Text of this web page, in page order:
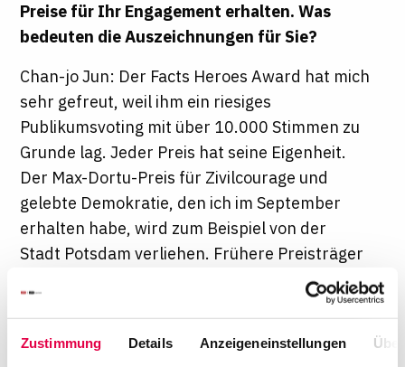
Zustimmung Details Anzeigeneinstellungen
Preise für Ihr Engagement erhalten. Was
bedeuten die Auszeichnungen für Sie?
Chan-jo Jun: Der Facts Heroes Award hat mich
sehr gefreut, weil ihm ein riesiges
Publikumsvoting mit über 10.000 Stimmen zu
Grunde lag. Jeder Preis hat seine Eigenheit.
Der Max-Dortu-Preis für Zivilcourage und
gelebte Demokratie, den ich im September
erhalten habe, wird zum Beispiel von der
Stadt Potsdam verliehen. Frühere Preisträger
waren Hans-Christian Ströbele und die
Seenotrettungs-Initiative Iuventa. Ich habe
Aufzählung dabei zu sein.